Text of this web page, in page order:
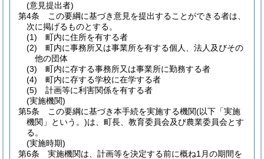
(意見提出者)
第4条
この要綱に基づき意見を提出することができる者は、
次に掲げるものとする。
(1)
町内に住所を有する者
(2)
町内に事務所又は事業所を有する個人、法人及びその
他の団体
(3)
町内に存する事務所又は事業所に勤務する者
(4)
町内に存する学校に在学する者
(5)
計画等に利害関係を有する者
(実施機関)
第5条
この要綱に基づき本手続を実施する機関(以下「実施
機関」という。)は、町長、教育委員会及び農業委員会とす
る。
(実施時期)
第6条
実施機関は、計画等を決定する前に概ね1月の期間を